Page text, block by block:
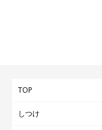
参考／「いぬのきもち
TOP
しつけ